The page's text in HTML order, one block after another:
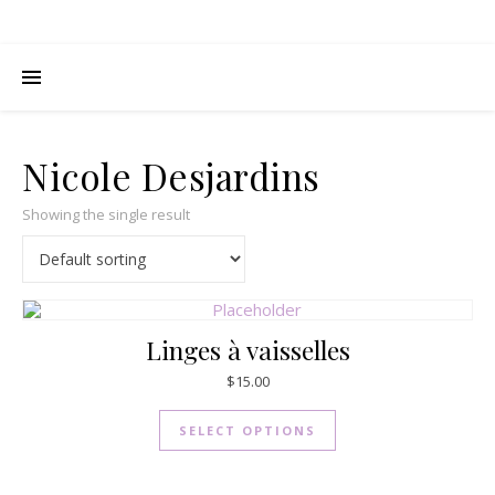
Nicole Desjardins
Showing the single result
Linges à vaisselles
$15.00
SELECT OPTIONS